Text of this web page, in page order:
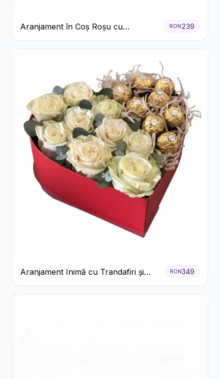
Aranjament în Coș Roșu cu
Trandafiri și Crizanteme Albe
RON239
Aranjament Inimă cu Trandafiri și
Praline Ferrero
RON349